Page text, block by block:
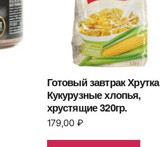
Готовый завтрак Хрутка
Кукурузные хлопья,
хрустящие 320гр.
179,00 ₽